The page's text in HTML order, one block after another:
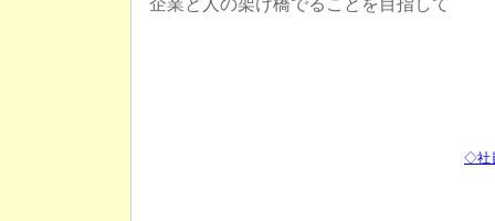
企業と人の架け橋でることを目指して
◇社